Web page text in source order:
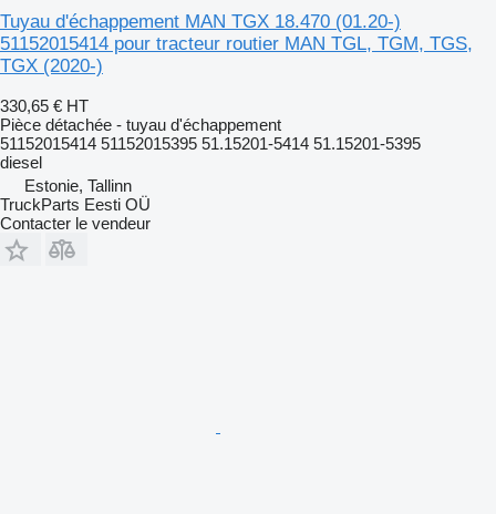
Tuyau d'échappement MAN TGX 18.470 (01.20-)
51152015414 pour tracteur routier MAN TGL, TGM, TGS,
TGX (2020-)
330,65 € HT
Pièce détachée - tuyau d'échappement
51152015414 51152015395 51.15201-5414 51.15201-5395
diesel
Estonie, Tallinn
TruckParts Eesti OÜ
Contacter le vendeur